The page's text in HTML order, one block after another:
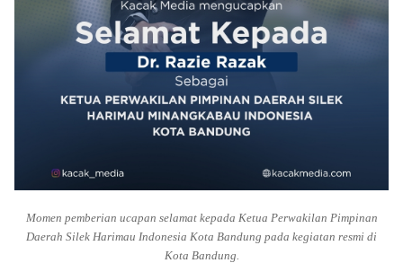
Momen pemberian ucapan selamat kepada Ketua Perwakilan Pimpinan
Daerah Silek Harimau Indonesia Kota Bandung pada kegiatan resmi di
Kota Bandung.